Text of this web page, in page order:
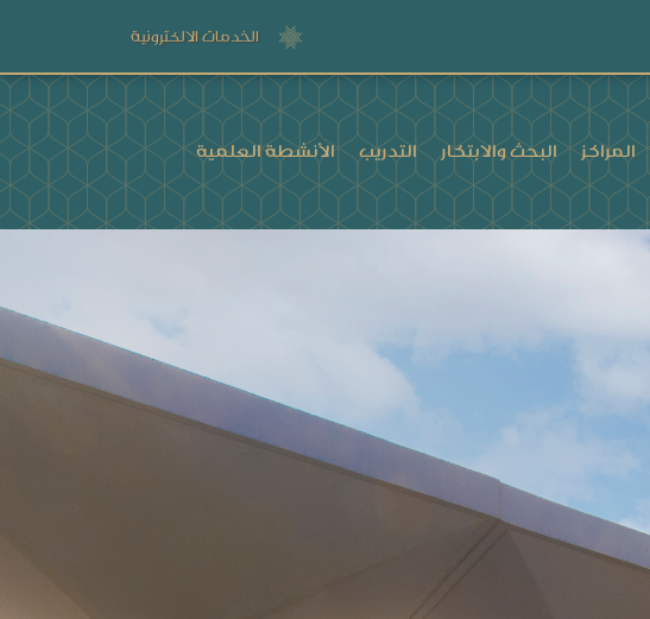
الخدمات الالكترونية
المراكز البحث والابتكار التدريب الأنشطة العلمية